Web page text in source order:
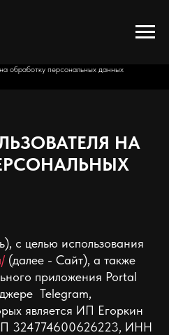
обработку персональных данных
НА
с целью использования
(далее - Сайт), а также
приложения Portal
Telegram,
является ИП Егоркин
324774600626223, ИНН